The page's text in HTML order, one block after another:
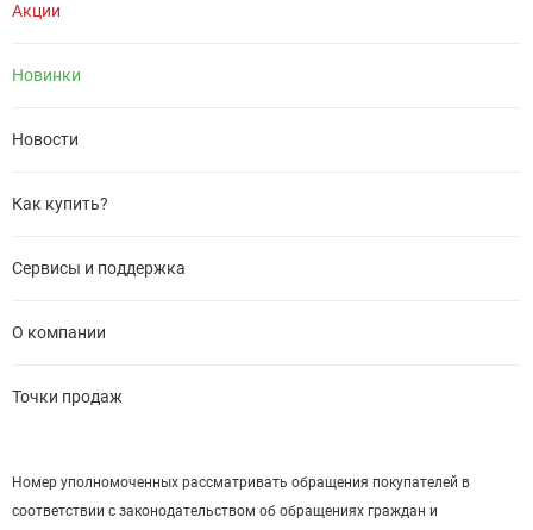
Акции
Новинки
Новости
Как купить?
Сервисы и поддержка
О компании
Точки продаж
Номер уполномоченных рассматривать обращения покупателей в
соответствии с законодательством об обращениях граждан и